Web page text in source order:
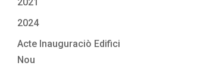
2024
Acte Inauguraciò Edifici
Nou